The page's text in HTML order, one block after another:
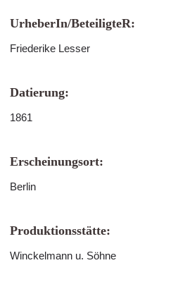
UrheberIn/BeteiligteR:
Friederike Lesser
Datierung:
1861
Erscheinungsort:
Berlin
Produktionsstätte:
Winckelmann u. Söhne